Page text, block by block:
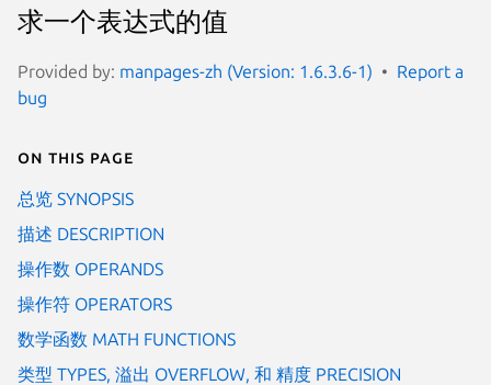
求一个表达式的值
Provided by: manpages-zh (Version: 1.6.3.6-1)
Report a
bug
On this page
总览 SYNOPSIS
描述 DESCRIPTION
操作数 OPERANDS
操作符 OPERATORS
数学函数 MATH FUNCTIONS
类型 TYPES, 溢出 OVERFLOW, 和 精度 PRECISION